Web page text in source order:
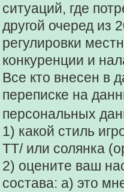
ситуаций, где
другой очеред из
регулировки
конкуренции и
Все кто внесен в
переписке на
персональных
1) какой стиль
ТТ/ или солянка
2) оцените ваш
состава: а) это